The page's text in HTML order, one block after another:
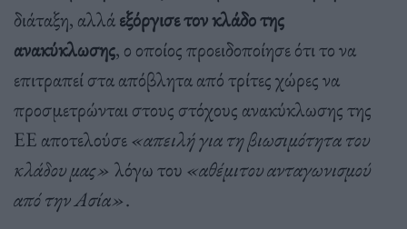
διάταξη, αλλάεξόργισε τον κλάδο της
ανακύκλωσης, ο οποίος προειδοποίησε ότι το να
επιτραπεί στα απόβλητα από τρίτες χώρες να
προσμετρώνται στους στόχους ανακύκλωσης της
ΕΕ αποτελούσε«απειλή για τη βιωσιμότητα του
κλάδου μας» λόγω του «αθέμιτου ανταγωνισμού
από την Ασία».